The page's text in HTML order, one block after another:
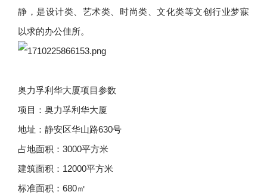
静，是设计类、艺术类、时尚类、文化类等文创行业梦寐
以求的办公佳所。
奥力孚利华大厦项目参数
项目：奥力孚利华大厦
地址：静安区华山路630号
占地面积：3000平方米
建筑面积：12000平方米
标准面积：680㎡